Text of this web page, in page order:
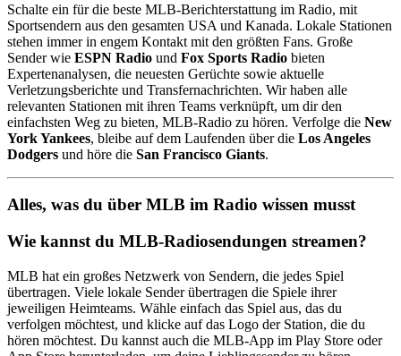
Schalte ein für die beste MLB-Berichterstattung im Radio, mit
Sportsendern aus den gesamten USA und Kanada. Lokale Stationen
stehen immer in engem Kontakt mit den größten Fans. Große
Sender wie ESPN Radio und Fox Sports Radio bieten
Expertenanalysen, die neuesten Gerüchte sowie aktuelle
Verletzungsberichte und Transfernachrichten. Wir haben alle
relevanten Stationen mit ihren Teams verknüpft, um dir den
einfachsten Weg zu bieten, MLB-Radio zu hören. Verfolge die New
York Yankees, bleibe auf dem Laufenden über die Los Angeles
Dodgers und höre die San Francisco Giants.
Alles, was du über MLB im Radio wissen musst
Wie kannst du MLB-Radiosendungen streamen?
MLB hat ein großes Netzwerk von Sendern, die jedes Spiel
übertragen. Viele lokale Sender übertragen die Spiele ihrer
jeweiligen Heimteams. Wähle einfach das Spiel aus, das du
verfolgen möchtest, und klicke auf das Logo der Station, die du
hören möchtest. Du kannst auch die MLB-App im Play Store oder